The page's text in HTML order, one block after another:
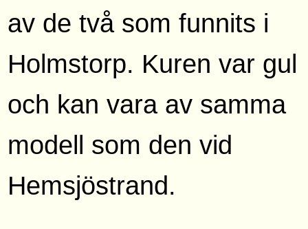
av de två som funnits i
Holmstorp. Kuren var gul
och kan vara av samma
modell som den vid
Hemsjöstrand.